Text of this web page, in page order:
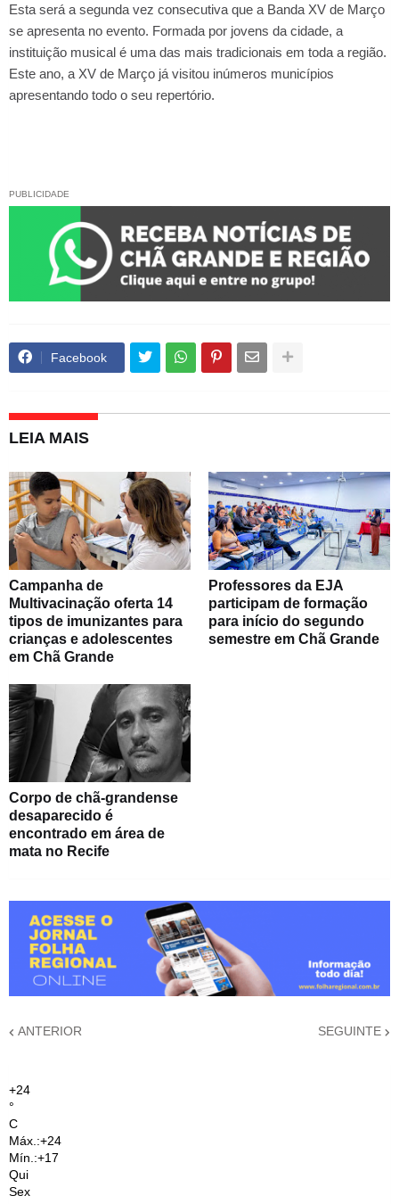
Esta será a segunda vez consecutiva que a Banda XV de Março
se apresenta no evento. Formada por jovens da cidade, a
instituição musical é uma das mais tradicionais em toda a região.
Este ano, a XV de Março já visitou inúmeros municípios
apresentando todo o seu repertório.
PUBLICIDADE
Facebook
LEIA MAIS
Campanha de
Multivacinação oferta 14
tipos de imunizantes para
crianças e adolescentes
em Chã Grande
Professores da EJA
participam de formação
para início do segundo
semestre em Chã Grande
Corpo de chã-grandense
desaparecido é
encontrado em área de
mata no Recife
ANTERIOR SEGUINTE
+24
°
C
Máx.:+24
Mín.:+17
Qui
Sex